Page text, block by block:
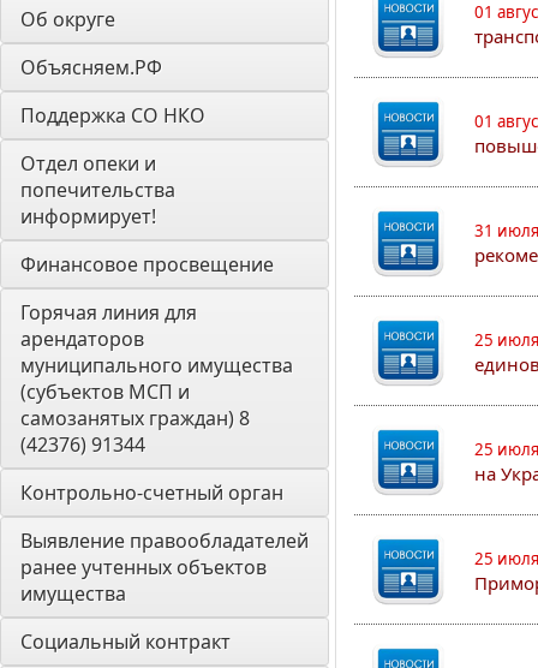
Об округе
Объясняем.РФ
Поддержка СО НКО
Отдел опеки и
попечительства
информирует!
Финансовое просвещение
Горячая линия для
арендаторов
муниципального имущества
(субъектов МСП и
самозанятых граждан) 8
(42376) 91344
Контрольно-счетный орган
Выявление правообладателей
ранее учтенных объектов
имущества
Социальный контракт
01
01
31
25
25
на
25